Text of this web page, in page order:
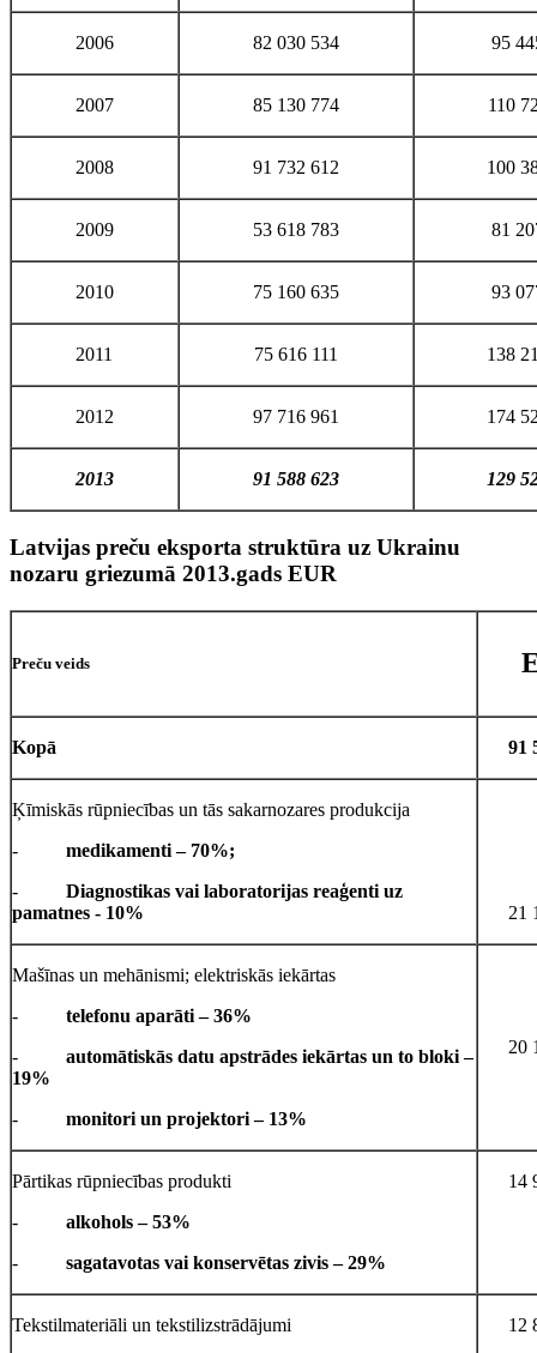
2006 82 030 534 95
2007 85 130 774 110
2008 91 732 612 100
2009 53 618 783 81
2010 75 160 635 93
2011 75 616 111 138
2012 97 716 961 174
2013 91 588 623 129
Latvijas preču eksporta struktūra uz Ukrainu
nozaru griezumā 2013.gads EUR
Preču veids
Kopā 91
Ķīmiskās rūpniecības un tās sakarnozares produkcija
- medikamenti – 70%;
- Diagnostikas vai laboratorijas reaģenti uz
pamatnes - 10%
21
Mašīnas un mehānismi; elektriskās iekārtas
- telefonu aparāti – 36%
- automātiskās datu apstrādes iekārtas un to bloki –
19%
- monitori un projektori – 13%
20
Pārtikas rūpniecības produkti
- alkohols – 53%
- sagatavotas vai konservētas zivis – 29%
14
Tekstilmateriāli un tekstilizstrādājumi
12